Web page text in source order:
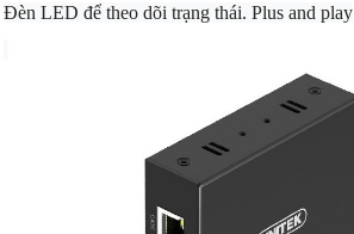
Đèn LED để theo dõi trạng thái. Plus and play